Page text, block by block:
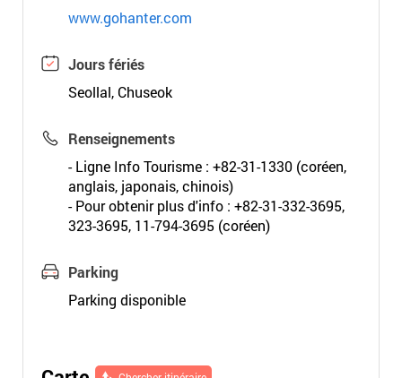
www.gohanter.com
Jours fériés
Seollal, Chuseok
Renseignements
- Ligne Info Tourisme : +82-31-1330 (coréen,
anglais, japonais, chinois)
- Pour obtenir plus d'info : +82-31-332-3695,
323-3695, 11-794-3695 (coréen)
Parking
Parking disponible